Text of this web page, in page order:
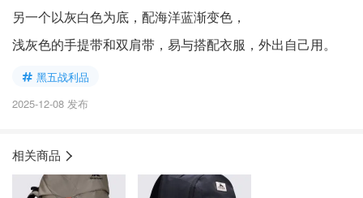
另一个以灰白色为底，配海洋蓝渐变色，
浅灰色的手提带和双肩带，易与搭配衣服，外出自己用。
黑五战利品
2025-12-08 发布
相关商品